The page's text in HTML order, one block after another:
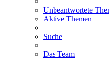
Unbeantwortete
Aktive Themen
Suche
Das Team